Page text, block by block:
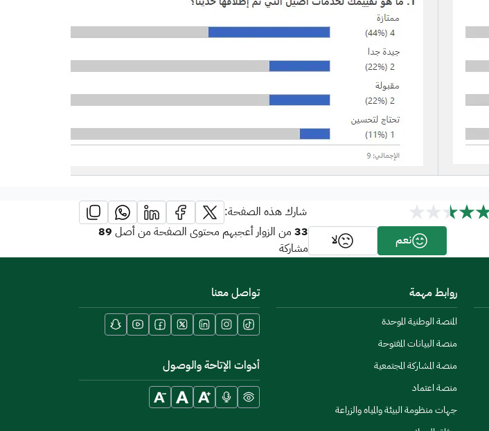
شارك هذه الصفحة:
نعم لا 33من الزوار أعجبهم محتوى الصفحة من أصل89
مشاركة
روابط مهمة
المنصة الوطنية الموحدة
منصة البيانات المفتوحة
منصة المشاركة المجتمعية
منصة اعتماد
جهات منظومة البيئة والمياه والزراعة
تواصل معنا
أدوات الإتاحة والوصول